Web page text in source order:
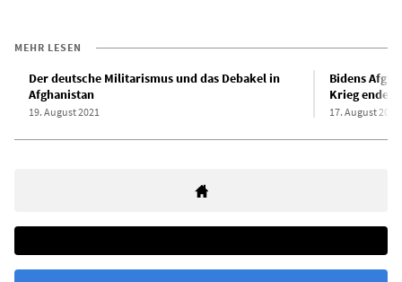
MEHR LESEN
Der deutsche Militarismus und das Debakel in
Afghanistan
19. August 2021
Bidens
Krieg endet
17. August 2021